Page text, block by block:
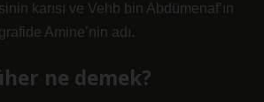
karısı ve Vehb bin Abdümenaf’ın
Amine’nin adı.
ne demek?